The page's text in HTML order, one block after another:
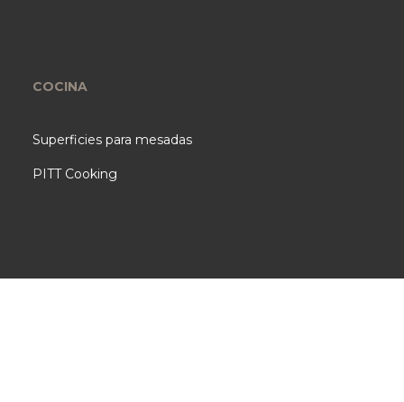
COCINA
Superficies para mesadas
PITT Cooking